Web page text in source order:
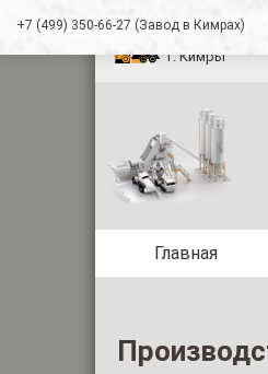
г. Кимры
Главная
+7 (499) 350-66-27 (Завод в Кимрах)